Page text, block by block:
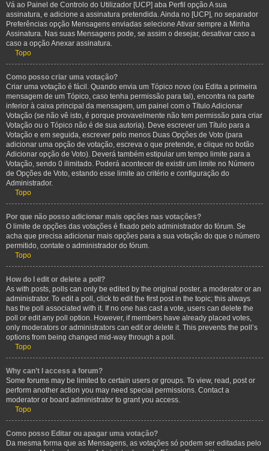
Vá ao Painel de Controlo do Utilizador [UCP] aba Perfil opção A sua
assinatura, e adicione a assinatura pretendida. Ainda no [UCP], no separador
Preferências opção Mensagens enviadas selecione Ativar sempre a Minha
Assinatura. Nas suas Mensagens pode, se assim o desejar, desativar caso a
caso a opção Anexar assinatura.
Topo
Como posso criar uma votação?
Criar uma votação é fácil. Quando envia um Tópico novo (ou Edita a primeira
mensagem de um Tópico, caso tenha permissão para tal), encontra na parte
inferior à caixa principal da mensagem, um painel com o Título Adicionar
Votação (se não vê isto, é porque provavelmente não tem permissão para criar
Votação ou o Tópico não é de sua autoria). Deve escrever um Título para a
Votação e em seguida, escrever pelo menos Duas Opções de Voto (para
adicionar uma opção de votação, escreva o que pretende, e clique no botão
Adicionar opção de Voto). Deverá também estipular um tempo limite para a
Votação, sendo 0 ilimitado. Poderá acontecer de existir um limite no Número
de Opções de Voto, estando esse limite ao critério e configuração do
Administrador.
Topo
Por que não posso adicionar mais opções nas votações?
O limite de opções das votações é fixado pelo administrador do fórum. Se
acha que precisa adicionar mais opções para a sua votação do que o número
permitido, contate o administrador do fórum.
Topo
How do I edit or delete a poll?
As with posts, polls can only be edited by the original poster, a moderator or an
administrator. To edit a poll, click to edit the first post in the topic; this always
has the poll associated with it. If no one has cast a vote, users can delete the
poll or edit any poll option. However, if members have already placed votes,
only moderators or administrators can edit or delete it. This prevents the poll’s
options from being changed mid-way through a poll.
Topo
Why can’t I access a forum?
Some forums may be limited to certain users or groups. To view, read, post or
perform another action you may need special permissions. Contact a
moderator or board administrator to grant you access.
Topo
Como posso Editar ou apagar uma votação?
Da mesma forma que as Mensagens, as votações só podem ser editadas pelo